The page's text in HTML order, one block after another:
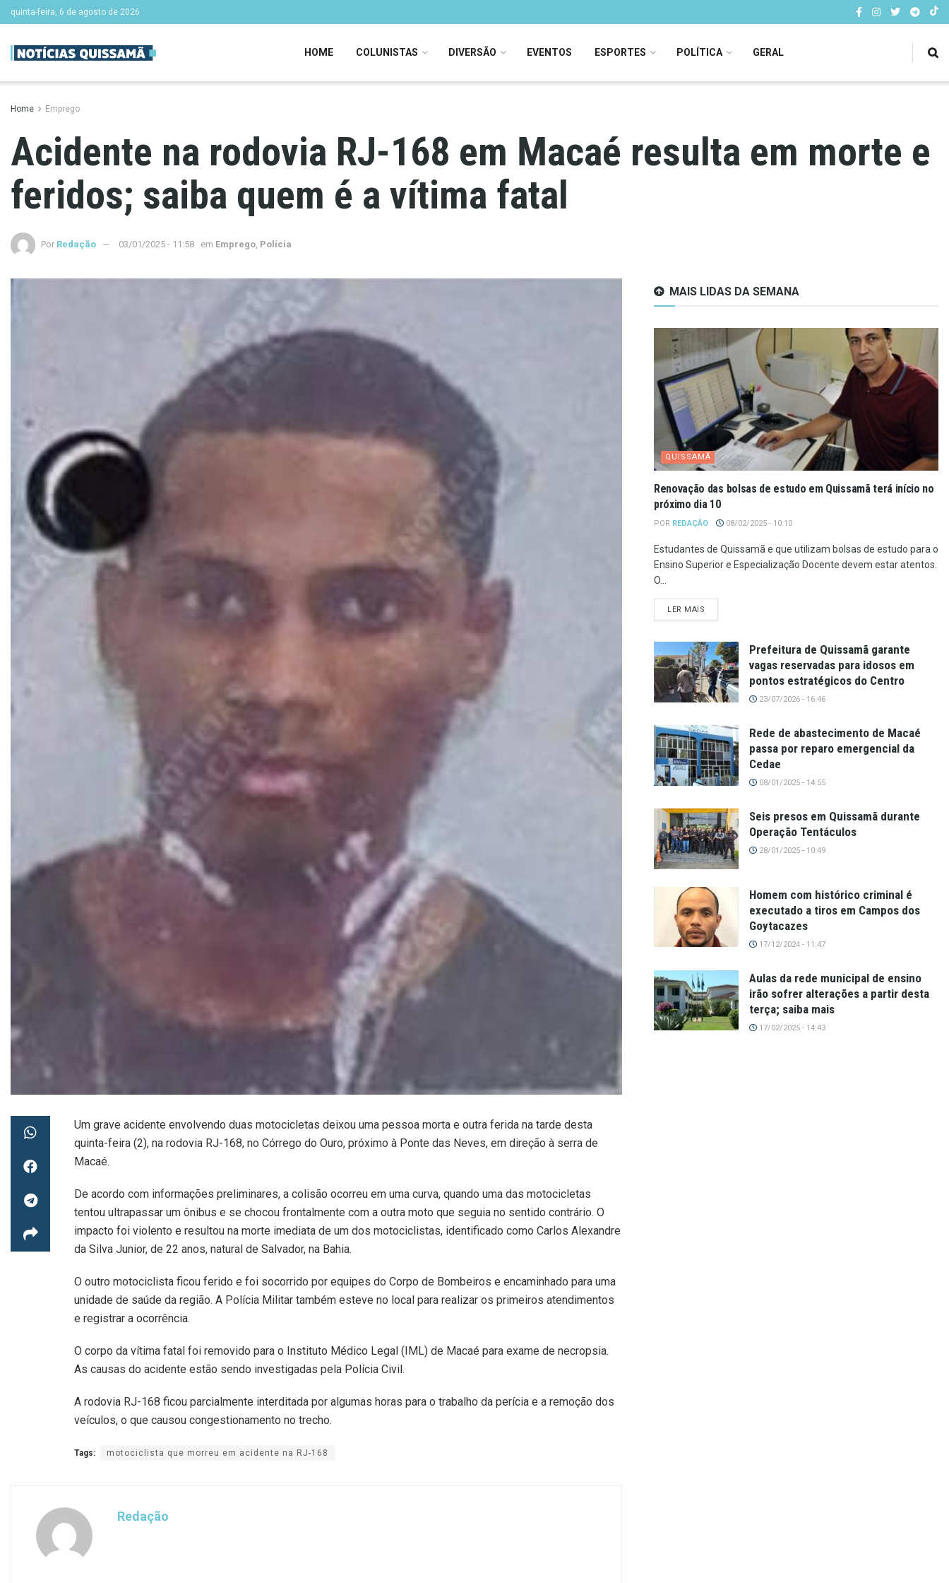
quinta-feira, 6 de agosto de 2026
HOME COLUNISTAS DIVERSÃO EVENTOS ESPORTES POLÍTICA GERAL
Home Emprego
Acidente na rodovia RJ-168 em Macaé resulta em morte e
feridos; saiba quem é a vítima fatal
Por Redação 03/01/2025 - 11:58 em Emprego, Polícia
Um grave acidente envolvendo duas motocicletas deixou uma pessoa morta e outra ferida na tarde desta
quinta-feira (2), na rodovia RJ-168, no Córrego do Ouro, próximo à Ponte das Neves, em direção à serra de
Macaé.
De acordo com informações preliminares, a colisão ocorreu em uma curva, quando uma das motocicletas
tentou ultrapassar um ônibus e se chocou frontalmente com a outra moto que seguia no sentido contrário. O
impacto foi violento e resultou na morte imediata de um dos motociclistas, identificado como Carlos Alexandre
da Silva Junior, de 22 anos, natural de Salvador, na Bahia.
O outro motociclista ficou ferido e foi socorrido por equipes do Corpo de Bombeiros e encaminhado para uma
unidade de saúde da região. A Polícia Militar também esteve no local para realizar os primeiros atendimentos
e registrar a ocorrência.
O corpo da vítima fatal foi removido para o Instituto Médico Legal (IML) de Macaé para exame de necropsia.
As causas do acidente estão sendo investigadas pela Polícia Civil.
A rodovia RJ-168 ficou parcialmente interditada por algumas horas para o trabalho da perícia e a remoção dos
veículos, o que causou congestionamento no trecho.
Tags: motociclista que morreu em acidente na RJ-168
Redação
MAIS LIDAS DA SEMANA
QUISSAMÃ
Renovação das bolsas de estudo em Quissamã terá início no
próximo dia 10
POR REDAÇÃO 08/02/2025 - 10:10
Estudantes de Quissamã e que utilizam bolsas de estudo para o
Ensino Superior e Especialização Docente devem estar atentos.
O...
LER MAIS
Prefeitura de Quissamã garante
vagas reservadas para idosos em
pontos estratégicos do Centro
23/07/2026 - 16:46
Rede de abastecimento de Macaé
passa por reparo emergencial da
Cedae
08/01/2025 - 14:55
Seis presos em Quissamã durante
Operação Tentáculos
28/01/2025 - 10:49
Homem com histórico criminal é
executado a tiros em Campos dos
Goytacazes
17/12/2024 - 11:47
Aulas da rede municipal de ensino
irão sofrer alterações a partir desta
terça; saiba mais
17/02/2025 - 14:43